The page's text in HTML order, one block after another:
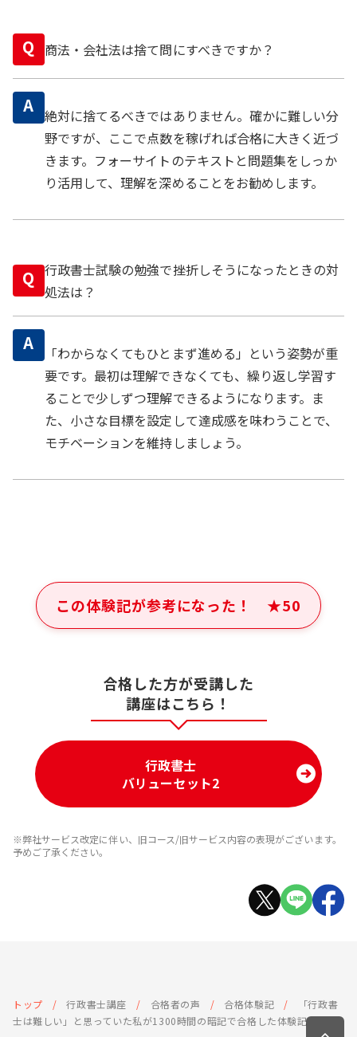
Q 商法・会社法は捨て問にすべきですか？
A 絶対に捨てるべきではありません。確かに難しい分
野ですが、ここで点数を稼げれば合格に大きく近づ
きます。フォーサイトのテキストと問題集をしっか
り活用して、理解を深めることをお勧めします。
Q 行政書士試験の勉強で挫折しそうになったときの対
処法は？
A
「わからなくてもひとまず進める」という姿勢が重
要です。最初は理解できなくても、繰り返し学習す
ることで少しずつ理解できるようになります。ま
た、小さな目標を設定して達成感を味わうことで、
モチベーションを維持しましょう。
この体験記が参考になった！ ★50
合格した方が受講した
講座はこちら！
行政書士
バリューセット2
※弊社サービス改定に伴い、旧コース/旧サービス内容の表現がございます。
予めご了承ください。
トップ 行政書士講座 合格者の声 合格体験記
「行政書
士は難しい」と思っていた私が1300時間の暗記で合格した体験記